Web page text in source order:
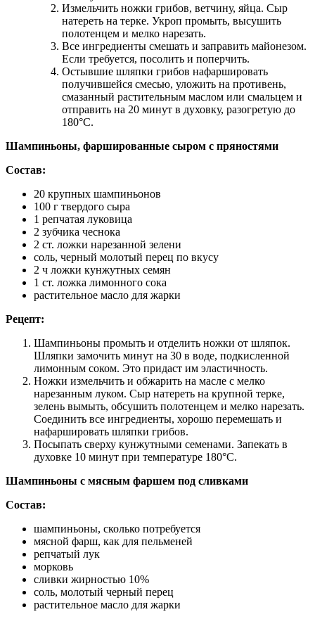
Измельчить ножки грибов, ветчину, яйца. Сыр
натереть на терке. Укроп промыть, высушить
полотенцем и мелко нарезать.
Все ингредиенты смешать и заправить майонезом.
Если требуется, посолить и поперчить.
Остывшие шляпки грибов нафаршировать
получившейся смесью, уложить на противень,
смазанный растительным маслом или смальцем и
отправить на 20 минут в духовку, разогретую до
180°C.
Шампиньоны, фаршированные сыром с пряностями
Состав:
20 крупных шампиньонов
100 г твердого сыра
1 репчатая луковица
2 зубчика чеснока
2 ст. ложки нарезанной зелени
соль, черный молотый перец по вкусу
2 ч ложки кунжутных семян
1 ст. ложка лимонного сока
растительное масло для жарки
Рецепт:
Шампиньоны промыть и отделить ножки от шляпок.
Шляпки замочить минут на 30 в воде, подкисленной
лимонным соком. Это придаст им эластичность.
Ножки измельчить и обжарить на масле с мелко
нарезанным луком. Сыр натереть на крупной терке,
зелень вымыть, обсушить полотенцем и мелко нарезать.
Соединить все ингредиенты, хорошо перемешать и
нафаршировать шляпки грибов.
Посыпать сверху кунжутными семенами. Запекать в
духовке 10 минут при температуре 180°C.
Шампиньоны с мясным фаршем под сливками
Состав:
шампиньоны, сколько потребуется
мясной фарш, как для пельменей
репчатый лук
морковь
сливки жирностью 10%
соль, молотый черный перец
растительное масло для жарки